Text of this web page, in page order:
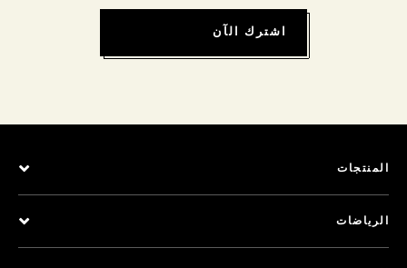
اشترك الآن
المنتجات
الرياضات